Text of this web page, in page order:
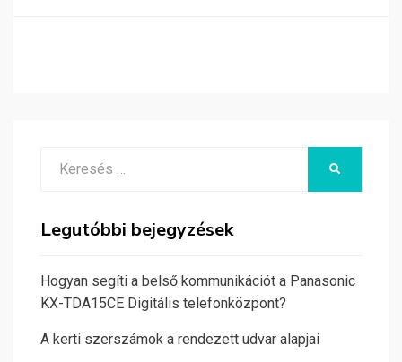
Legutóbbi bejegyzések
Hogyan segíti a belső kommunikációt a Panasonic
KX-TDA15CE Digitális telefonközpont?
A kerti szerszámok a rendezett udvar alapjai